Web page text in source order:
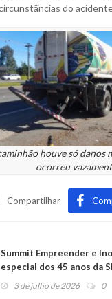
do
houve só danos
ocorreu
Compartilhar
Summit Empreender e
especial dos 45 anos da
3 de julho de 2026 0